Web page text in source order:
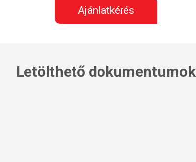
Ajánlatkérés
Letölthető dokumentumok